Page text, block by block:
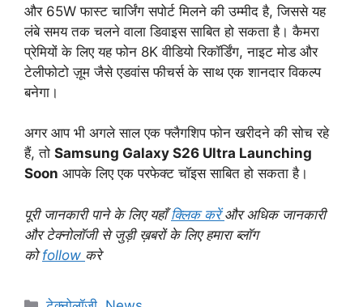
और 65W फास्ट चार्जिंग सपोर्ट मिलने की उम्मीद है, जिससे यह
लंबे समय तक चलने वाला डिवाइस साबित हो सकता है। कैमरा
प्रेमियों के लिए यह फोन 8K वीडियो रिकॉर्डिंग, नाइट मोड और
टेलीफोटो ज़ूम जैसे एडवांस फीचर्स के साथ एक शानदार विकल्प
बनेगा।
अगर आप भी अगले साल एक फ्लैगशिप फोन खरीदने की सोच रहे
हैं, तो Samsung Galaxy S26 Ultra Launching
Soon आपके लिए एक परफेक्ट चॉइस साबित हो सकता है।
पूरी जानकारी पाने के लिए यहाँक्लिक करेंऔर अधिक जानकारी
और टेक्नोलॉजी से जुड़ी ख़बरों के लिए हमारा ब्लॉग
कोfollow करे
Categories